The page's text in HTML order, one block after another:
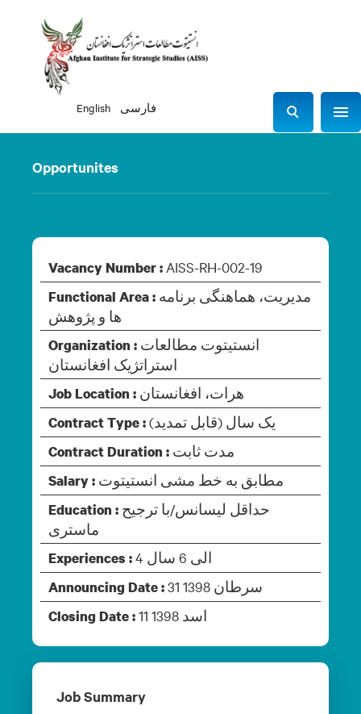
English فارسی
S
e
c
Opportunites
Vacancy Number : AISS-RH-002-19
Functional Area : مدیریت، هماهنگی برنامه
ها و پژوهش
Organization : انستیتوت مطالعات
استراتژیک افغانستان
Job Location : هرات، افغانستان
Contract Type :یک سال (قابل تمدید)
Contract Duration : مدت ثابت
Salary : مطابق به خط مشی انستیتوت
Education : حداقل لیسانس/با ترجیح
ماستری
Experiences :
4 الی 6 سال
Announcing Date :
31 سرطان 1398
Closing Date :
11 اسد 1398
Job Summary